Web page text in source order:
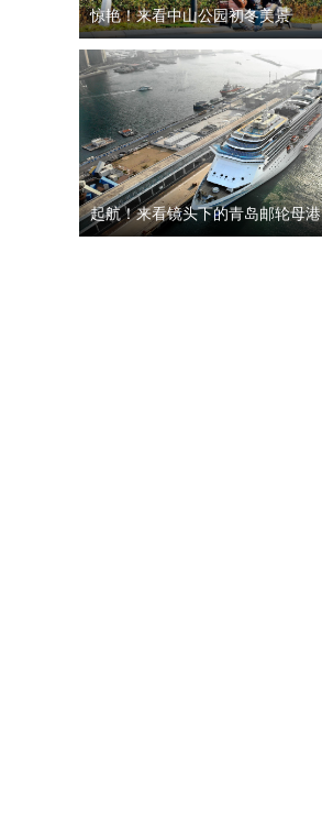
惊艳！来看中山公园初冬美景
起航！来看镜头下的青岛邮轮母港